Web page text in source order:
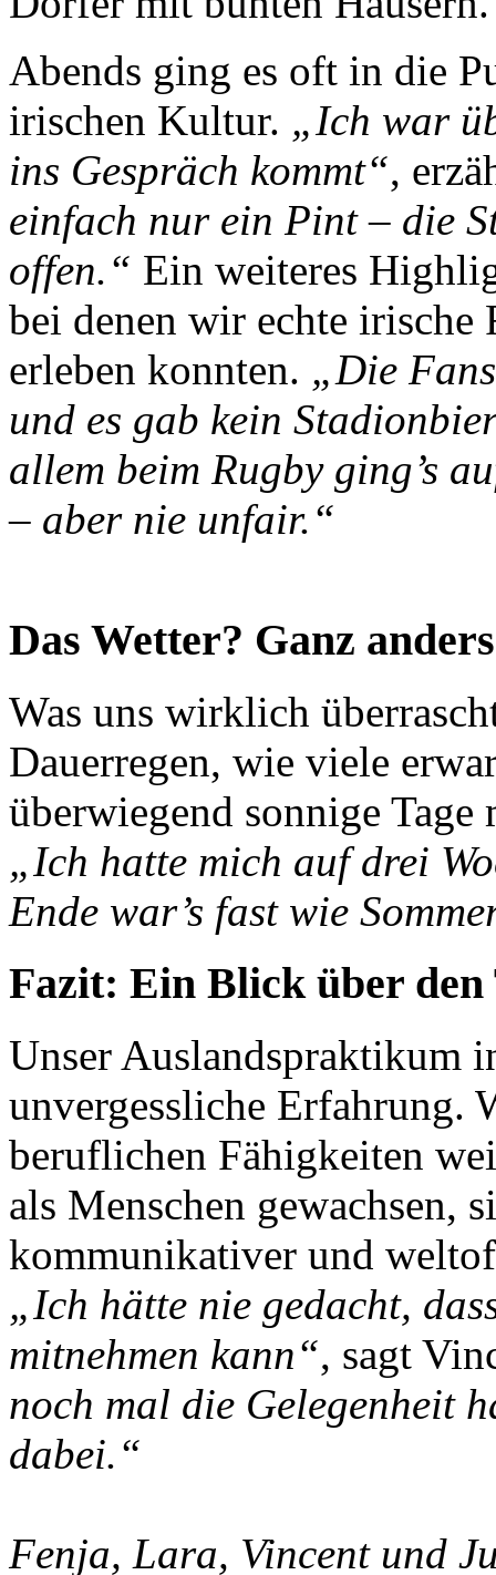
Abends ging es oft in die
irischen Kultur. „Ich war
ins Gespräch kommt“,
einfach nur ein Pint – die
offen.“ Ein weiteres
bei denen wir echte irische
erleben konnten. „Die
und es gab kein
allem beim Rugby ging’s
– aber nie unfair.“
Das Wetter? Ganz
Was uns wirklich
Dauerregen, wie viele
überwiegend sonnige Tage
„Ich hatte mich auf drei
Ende war’s fast wie
Fazit: Ein Blick über
Unser Auslandspraktikum
unvergessliche Erfahrung.
beruflichen Fähigkeiten
als Menschen gewachsen,
kommunikativer und
„Ich hätte nie gedacht,
mitnehmen kann“, sagt
noch mal die Gelegenheit
dabei.“
Fenja, Lara, Vincent und